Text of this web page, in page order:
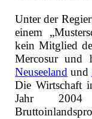
Unter der
einem
kein Mitglied
Mercosur und
Neuseeland und
Die Wirtschaft
Jahr